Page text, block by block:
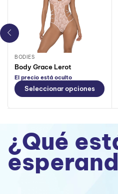
BODIES
Body Grace Lerot
El precio está oculto
Seleccionar opciones
¿Qué